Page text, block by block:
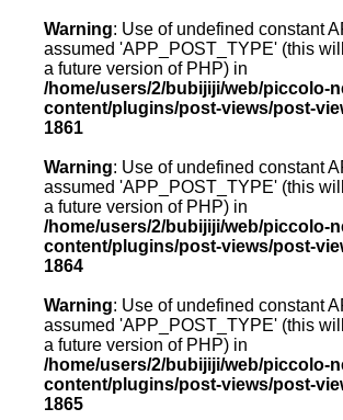
Warning: Use of undefined constant
assumed 'APP_POST_TYPE' (this
a future version of PHP) in
/home/users/2/bubijiji/web/piccolo-
content/plugins/post-views/post-
1861
Warning: Use of undefined constant
assumed 'APP_POST_TYPE' (this
a future version of PHP) in
/home/users/2/bubijiji/web/piccolo-
content/plugins/post-views/post-
1864
Warning: Use of undefined constant
assumed 'APP_POST_TYPE' (this
a future version of PHP) in
/home/users/2/bubijiji/web/piccolo-
content/plugins/post-views/post-
1865